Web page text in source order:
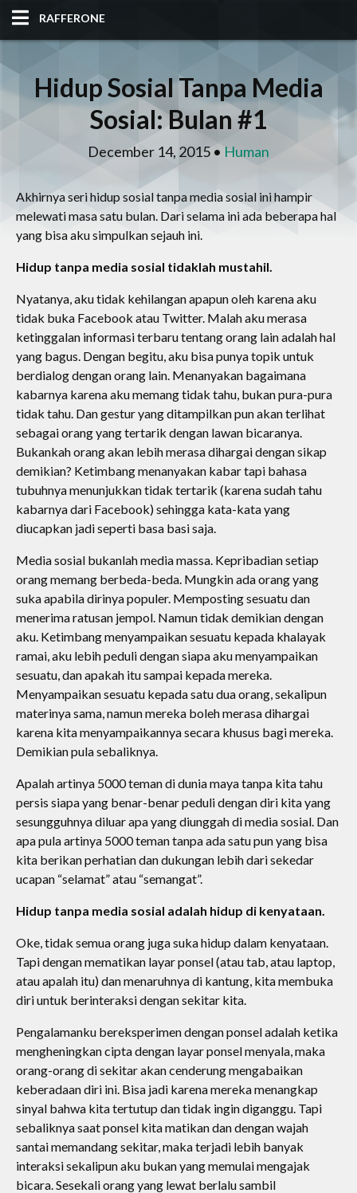
RAFFERONE
CODE
SITES
Hidup Sosial Tanpa Media
Sosial: Bulan #1
December 14, 2015 • Human
Akhirnya seri hidup sosial tanpa media sosial ini hampir
melewati masa satu bulan. Dari selama ini ada beberapa hal
yang bisa aku simpulkan sejauh ini.
Hidup tanpa media sosial tidaklah mustahil.
Nyatanya, aku tidak kehilangan apapun oleh karena aku
tidak buka Facebook atau Twitter. Malah aku merasa
ketinggalan informasi terbaru tentang orang lain adalah hal
yang bagus. Dengan begitu, aku bisa punya topik untuk
berdialog dengan orang lain. Menanyakan bagaimana
kabarnya karena aku memang tidak tahu, bukan pura-pura
tidak tahu. Dan gestur yang ditampilkan pun akan terlihat
sebagai orang yang tertarik dengan lawan bicaranya.
Bukankah orang akan lebih merasa dihargai dengan sikap
demikian? Ketimbang menanyakan kabar tapi bahasa
tubuhnya menunjukkan tidak tertarik (karena sudah tahu
kabarnya dari Facebook) sehingga kata-kata yang
diucapkan jadi seperti basa basi saja.
Media sosial bukanlah media massa. Kepribadian setiap
orang memang berbeda-beda. Mungkin ada orang yang
suka apabila dirinya populer. Memposting sesuatu dan
menerima ratusan jempol. Namun tidak demikian dengan
aku. Ketimbang menyampaikan sesuatu kepada khalayak
ramai, aku lebih peduli dengan siapa aku menyampaikan
sesuatu, dan apakah itu sampai kepada mereka.
Menyampaikan sesuatu kepada satu dua orang, sekalipun
materinya sama, namun mereka boleh merasa dihargai
karena kita menyampaikannya secara khusus bagi mereka.
Demikian pula sebaliknya.
Apalah artinya 5000 teman di dunia maya tanpa kita tahu
persis siapa yang benar-benar peduli dengan diri kita yang
sesungguhnya diluar apa yang diunggah di media sosial. Dan
apa pula artinya 5000 teman tanpa ada satu pun yang bisa
kita berikan perhatian dan dukungan lebih dari sekedar
ucapan “selamat” atau “semangat”.
Hidup tanpa media sosial adalah hidup di kenyataan.
Oke, tidak semua orang juga suka hidup dalam kenyataan.
Tapi dengan mematikan layar ponsel (atau tab, atau laptop,
atau apalah itu) dan menaruhnya di kantung, kita membuka
diri untuk berinteraksi dengan sekitar kita.
Pengalamanku bereksperimen dengan ponsel adalah ketika
mengheningkan cipta dengan layar ponsel menyala, maka
orang-orang di sekitar akan cenderung mengabaikan
keberadaan diri ini. Bisa jadi karena mereka menangkap
sinyal bahwa kita tertutup dan tidak ingin diganggu. Tapi
sebaliknya saat ponsel kita matikan dan dengan wajah
santai memandang sekitar, maka terjadi lebih banyak
interaksi sekalipun aku bukan yang memulai mengajak
bicara. Sesekali orang yang lewat berlalu sambil